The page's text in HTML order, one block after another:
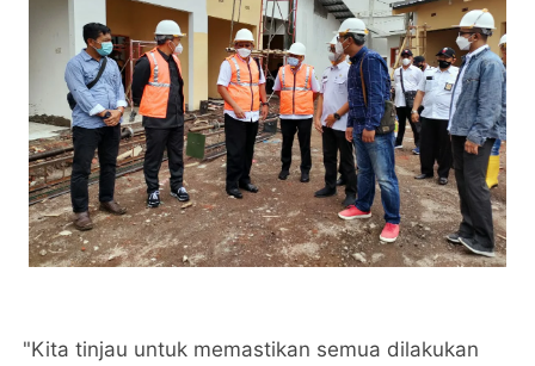
"Kita tinjau untuk memastikan semua dilakukan